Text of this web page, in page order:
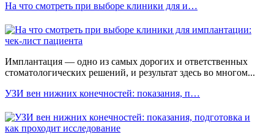
На что смотреть при выборе клиники для и…
Имплантация — одно из самых дорогих и ответственных
стоматологических решений, и результат здесь во многом...
УЗИ вен нижних конечностей: показания, п…